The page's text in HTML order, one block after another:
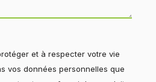
et à respecter votre vie
vos données personnelles que